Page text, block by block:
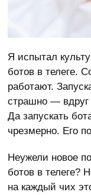
Я испытал
ботов в телеге.
работают.
страшно — вдруг
Да запускать
чрезмерно. Его
Неужели новое
ботов в телеге?
на каждый чих